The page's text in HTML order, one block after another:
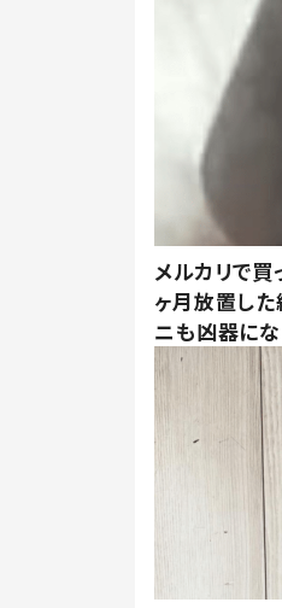
メルカリで
ヶ月放置し
ニも凶器にな